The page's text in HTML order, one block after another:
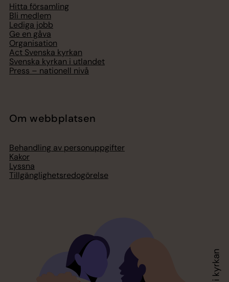
Hitta församling
Bli medlem
Lediga jobb
Ge en gåva
Organisation
Act Svenska kyrkan
Svenska kyrkan i utlandet
Press – nationell nivå
Om webbplatsen
Behandling av personuppgifter
Kakor
Lyssna
Tillgänglighetsredogörelse